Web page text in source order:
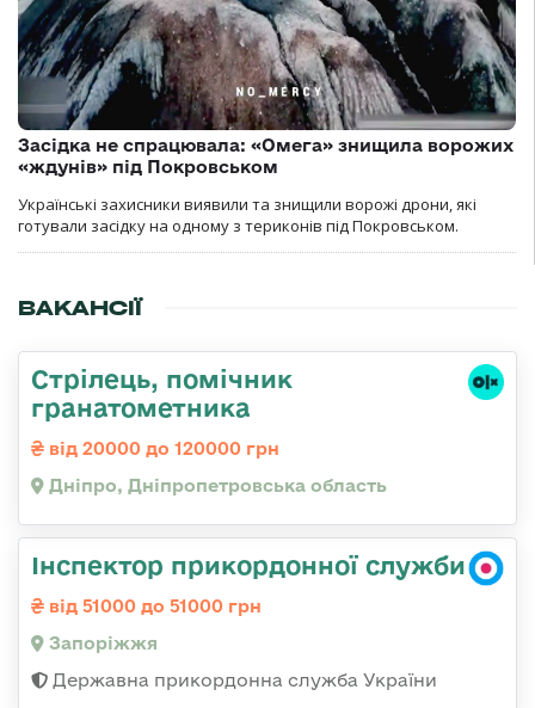
Засідка не спрацювала: «Омега» знищила ворожих
«ждунів» під Покровськом
Українські захисники виявили та знищили ворожі дрони, які
готували засідку на одному з териконів під Покровськом.
ВАКАНСІЇ
Стрілець, помічник
гранатометника
від 20000 до 120000 грн
Дніпро, Дніпропетровська область
Інспектор прикордонної служби
від 51000 до 51000 грн
Запоріжжя
Державна прикордонна служба України